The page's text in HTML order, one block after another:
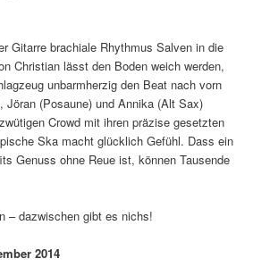
Gitarre brachiale Rhythmus Salven in die
Christian lässt den Boden weich werden,
unbarmherzig den Beat nach vorn
Jöran (Posaune) und Annika (Alt Sax)
Crowd mit ihren präzise gesetzten
Ska macht glücklich Gefühl. Dass ein
Genuss ohne Reue ist, können Tausende
– dazwischen gibt es nichs!
2014